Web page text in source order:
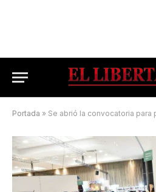
Portada » Se abrió la convocatoria para